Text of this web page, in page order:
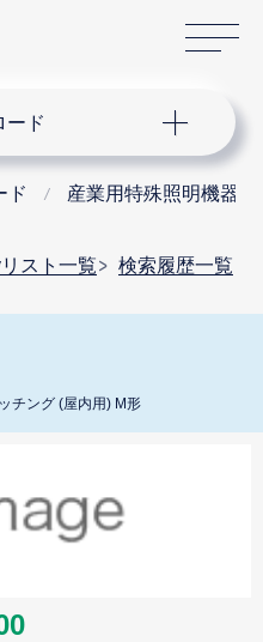
ード
ド 産業用特殊照明機器
スト一覧 検索履歴一覧
チング (屋内用) M形